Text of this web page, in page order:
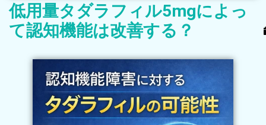
低用量タダラフィル5mgによっ
て認知機能は改善する？